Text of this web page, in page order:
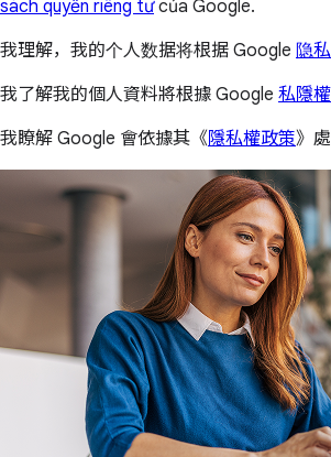
sách quyền riêng tưcủa Google.
我理解，我的个人数据将根据 Google 隐
我了解我的個人資料將根據 Google 私隱
我瞭解 Google 會依據其《隱私權政策》